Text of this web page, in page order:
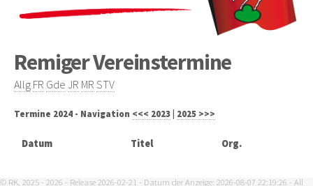
Remiger Vereinstermine
Allg FR Gde JR MR STV
Termine 2024 - Navigation <<< 2023 2025 >>>
Datum Titel Org.
© RK , 2025 - 2026 - Release 2026-02-21 - Datum der Anzeige: 2026-08-07 22:19:26 - All